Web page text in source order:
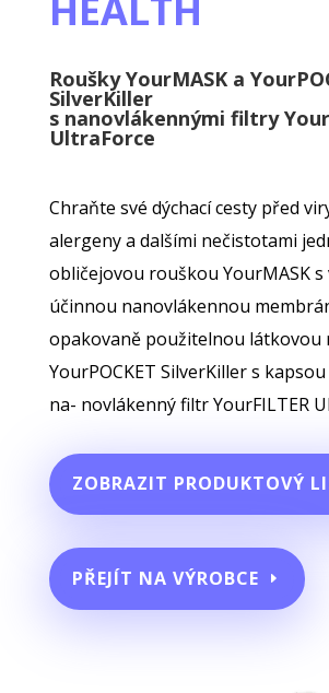
Roušky YourMASK a
SilverKiller
s nanovlákennými filtry
UltraForce
Chraňte své dýchací cesty před
alergeny a dalšími nečistotami
obličejovou rouškou YourMASK s
účinnou nanovlákennou
opakovaně použitelnou látkovou
YourPOCKET SilverKiller s
na- novlákenný filtr YourFILTER
ZOBRAZIT PRODUKTOVÝ
PŘEJÍT NA VÝROBCE